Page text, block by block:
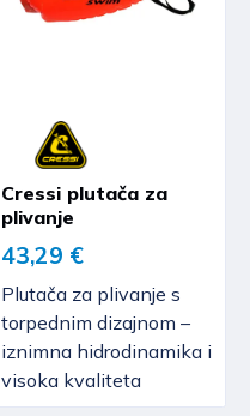
Cressi plutača za
plivanje
43,29 €
Plutača za plivanje s
torpednim dizajnom –
iznimna hidrodinamika i
visoka kvaliteta